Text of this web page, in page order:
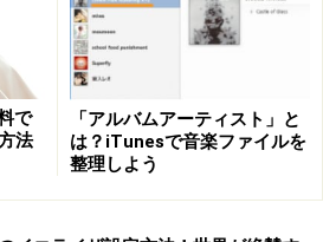
量や内容によります。時間に余
くのがオススメです。
をクリック
アップ］のところに［このコン
で
法
「アルバムアーティスト」と
は？iTunesで音楽ファイルを
整理しよう